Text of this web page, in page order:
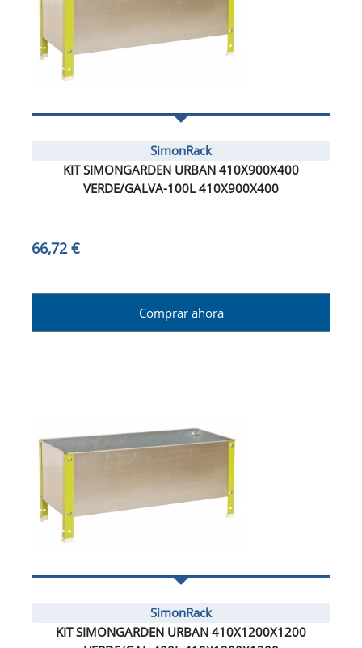
SimonRack
KIT SIMONGARDEN URBAN 410X900X400
VERDE/GALVA-100L 410X900X400
66,72 €
Comprar ahora
SimonRack
KIT SIMONGARDEN URBAN 410X1200X1200